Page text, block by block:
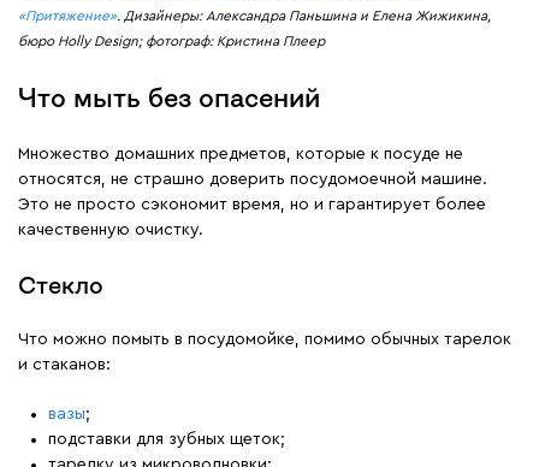
«Притяжение». Дизайнеры: Александра Паньшина и Елена Жижикина,
бюро Holly Design; фотограф: Кристина Плеер
Что мыть без опасений
Множество домашних предметов, которые к посуде не
относятся, не страшно доверить посудомоечной машине.
Это не просто сэкономит время, но и гарантирует более
качественную очистку.
Стекло
Что можно помыть в посудомойке, помимо обычных тарелок
и стаканов:
вазы;
подставки для зубных щеток;